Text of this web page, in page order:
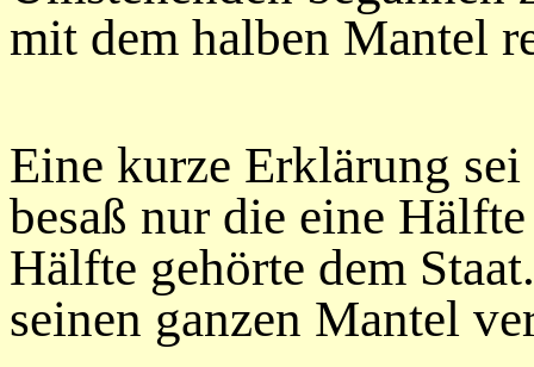
mit dem halben Mantel
Eine kurze Erklärung
besaß nur die eine
Hälfte gehörte dem
seinen ganzen Mantel